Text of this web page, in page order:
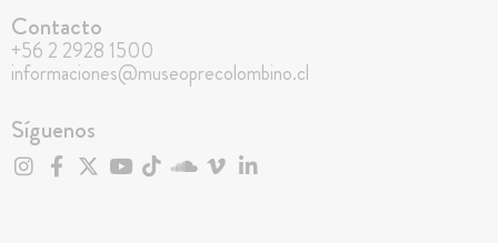
Contacto
+56 2 2928 1500
informaciones@museoprecolombino.cl
Síguenos